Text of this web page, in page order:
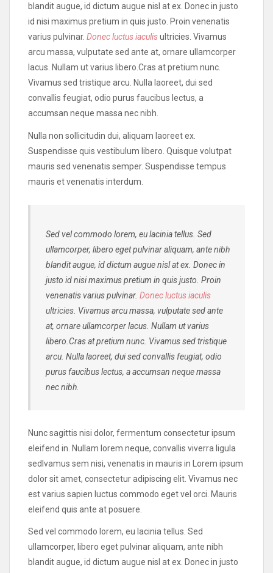
blandit augue, id dictum augue nisl at ex. Donec in justo
id nisi maximus pretium in quis justo. Proin venenatis
varius pulvinar. Donec luctus iaculisultricies. Vivamus
arcu massa, vulputate sed ante at, ornare ullamcorper
lacus. Nullam ut varius libero.Cras at pretium nunc.
Vivamus sed tristique arcu. Nulla laoreet, dui sed
convallis feugiat, odio purus faucibus lectus, a
accumsan neque massa nec nibh.
Nulla non sollicitudin dui, aliquam laoreet ex.
Suspendisse quis vestibulum libero. Quisque volutpat
mauris sed venenatis semper. Suspendisse tempus
mauris et venenatis interdum.
Sed vel commodo lorem, eu lacinia tellus. Sed
ullamcorper, libero eget pulvinar aliquam, ante nibh
blandit augue, id dictum augue nisl at ex. Donec in
justo id nisi maximus pretium in quis justo. Proin
venenatis varius pulvinar. Donec luctus iaculis
ultricies. Vivamus arcu massa, vulputate sed ante
at, ornare ullamcorper lacus. Nullam ut varius
libero.Cras at pretium nunc. Vivamus sed tristique
arcu. Nulla laoreet, dui sed convallis feugiat, odio
purus faucibus lectus, a accumsan neque massa
nec nibh.
Nunc sagittis nisi dolor, fermentum consectetur ipsum
eleifend in. Nullam lorem neque, convallis viverra ligula
sedIvamus sem nisi, venenatis in mauris in Lorem ipsum
dolor sit amet, consectetur adipiscing elit. Vivamus nec
est varius sapien luctus commodo eget vel orci. Mauris
eleifend quis ante at posuere.
Sed vel commodo lorem, eu lacinia tellus. Sed
ullamcorper, libero eget pulvinar aliquam, ante nibh
blandit augue, id dictum augue nisl at ex. Donec in justo